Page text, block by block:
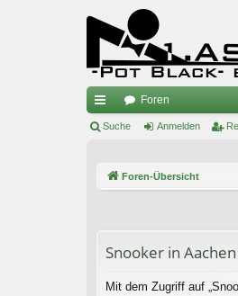
ch
Foren
Suche Anmelden
Foren-Übersicht
Snooker in
Mit dem Zugriff auf